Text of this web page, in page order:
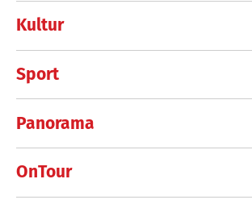
Kultur
Sport
Panorama
OnTour